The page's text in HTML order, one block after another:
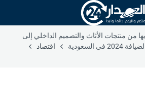
من منتجات الأثاث والتصميم الداخلي إلى
السعودية
اقتصاد